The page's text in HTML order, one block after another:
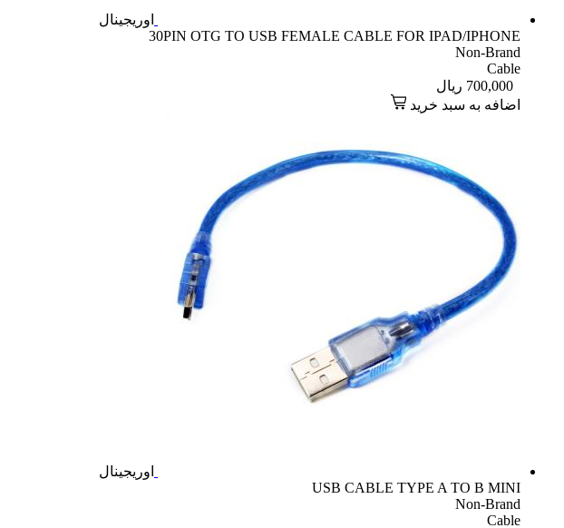
اوریجینال
30PIN OTG TO USB FEMALE CABLE FOR IPAD/IPHONE
Non-Brand
Cable
700,000 ریال
اضافه به سبد خرید
اوریجینال
USB CABLE TYPE A TO B MINI
Non-Brand
Cable